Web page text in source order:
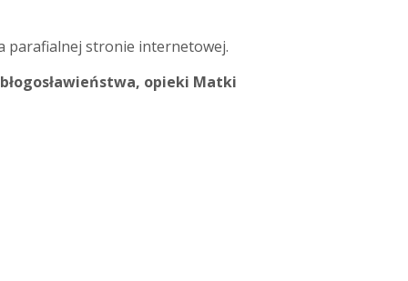
parafialnej stronie internetowej.
opieki Matki